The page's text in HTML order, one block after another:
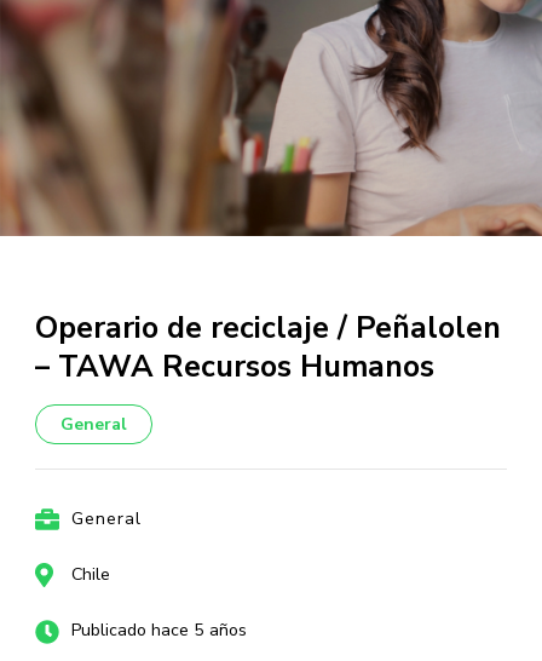
Operario de reciclaje / Peñalolen
– TAWA Recursos Humanos
General
General
Chile
Publicado hace 5 años